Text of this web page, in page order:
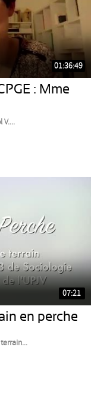
01:36:49
: Mme
V....
07:21
en perche